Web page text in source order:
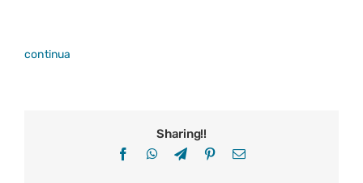
continua
Sharing!!
FacebookWhatsApp
TelegramPinterestEmail